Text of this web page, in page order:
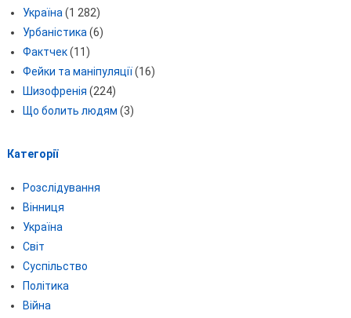
Україна (1 282)
Урбаністика (6)
Фактчек(11)
Фейки та маніпуляції(16)
Шизофренія (224)
Що болить людям (3)
Категорії
Розслідування
Вінниця
Україна
Світ
Суспільство
Політика
Війна